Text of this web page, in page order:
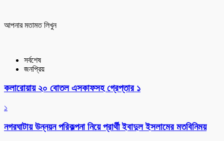
আপনার মতামত লিখুন
সর্বশেষ
জনপ্রিয়
কলারোয়ায় ২০ বোতল এসকাফসহ গ্রেপ্তার ১
১
নগরঘাটায় উন্নয়ন পরিকল্পনা নিয়ে প্রার্থী ইবাদুল ইসলামের মতবিনিময়